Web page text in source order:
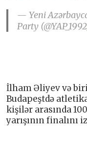
— Yeni
Party
İlham Əliyev və
Budapeştdə
kişilər arasında
yarışının finalını